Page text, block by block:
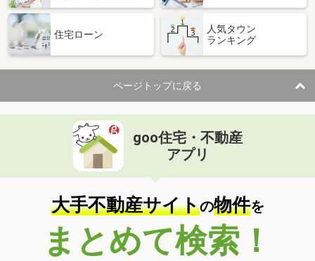
住宅ローン
人気タウン
ランキング
ページトップに戻る
goo住宅・不動産
アプリ
大手不動産サイトの物件を
まとめて検索！